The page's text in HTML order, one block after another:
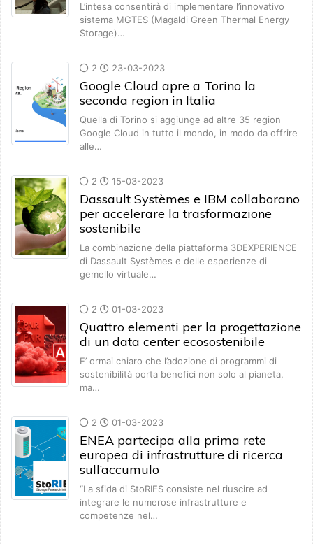
L’intesa consentirà di implementare l’innovativo
sistema MGTES (Magaldi Green Thermal Energy
Storage)…
2 23-03-2023
Google Cloud apre a Torino la
seconda region in Italia
Quella di Torino si aggiunge ad altre 35 region
Google Cloud in tutto il mondo, in modo da offrire
alle…
2 15-03-2023
Dassault Systèmes e IBM collaborano
per accelerare la trasformazione
sostenibile
La combinazione della piattaforma 3DEXPERIENCE
di Dassault Systèmes e delle esperienze di
gemello virtuale…
2 01-03-2023
Quattro elementi per la progettazione
di un data center ecosostenibile
E’ ormai chiaro che l’adozione di programmi di
sostenibilità porta benefici non solo al pianeta,
ma…
2 01-03-2023
ENEA partecipa alla prima rete
europea di infrastrutture di ricerca
sull’accumulo
“La sfida di StoRIES consiste nel riuscire ad
integrare le numerose infrastrutture e
competenze nel…